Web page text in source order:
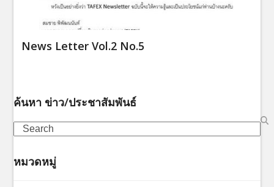
News Letter Vol.2 No.5
ค้นหา ข่าว/ประชาสัมพันธ์
Search
หมวดหมู่